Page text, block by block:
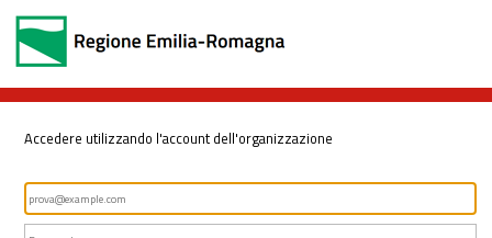
Accedere utilizzando l'account dell'organizzazione